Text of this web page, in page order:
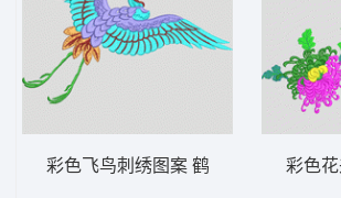
彩色飞鸟刺绣图案 鹤 彩色花